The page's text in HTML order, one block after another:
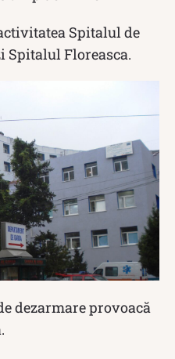
Spitalul de
Spitalul Floreasca.
dezarmare provoacă